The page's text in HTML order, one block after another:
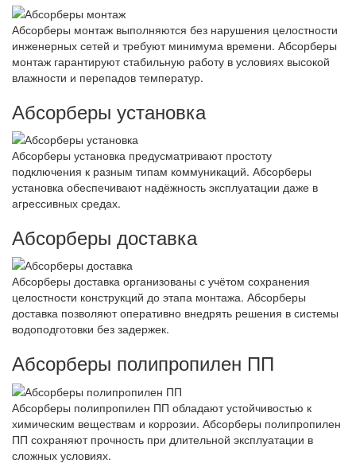
Абсорберы монтаж выполняются без нарушения целостности
инженерных сетей и требуют минимума времени. Абсорберы
монтаж гарантируют стабильную работу в условиях высокой
влажности и перепадов температур.
Абсорберы установка
Абсорберы установка предусматривают простоту
подключения к разным типам коммуникаций. Абсорберы
установка обеспечивают надёжность эксплуатации даже в
агрессивных средах.
Абсорберы доставка
Абсорберы доставка организованы с учётом сохранения
целостности конструкций до этапа монтажа. Абсорберы
доставка позволяют оперативно внедрять решения в системы
водоподготовки без задержек.
Абсорберы полипропилен ПП
Абсорберы полипропилен ПП обладают устойчивостью к
химическим веществам и коррозии. Абсорберы полипропилен
ПП сохраняют прочность при длительной эксплуатации в
сложных условиях.